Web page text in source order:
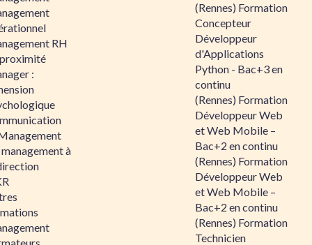
RH
:
à
(Rennes) Formation
Concepteur
Développeur
d'Applications
Python - Bac+3 en
continu
(Rennes) Formation
Développeur Web
et Web Mobile –
Bac+2 en continu
(Rennes) Formation
Développeur Web
et Web Mobile –
Bac+2 en continu
(Rennes) Formation
Technicien